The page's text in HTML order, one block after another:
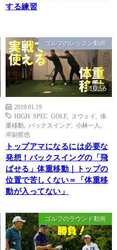
する練習
ゴルフのレッスン動画
10:56
2019.01.19
HIGH SPEC GOLF, スウェイ
体
重移動
バックスイング 小林一人
岸副哲也
トップアマになるには必要な
発想！バックスイングの「飛
ばせる」体重移動｜トップの
位置で苦しくない＝「体重移
動が入ってない」
ゴルフのラウンド動画